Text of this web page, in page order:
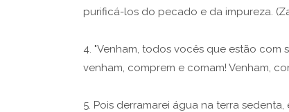
purificá-los do pecado e da impureza.
4. "Venham, todos vocês que estão com
venham, comprem e comam! Venham,
5. Pois derramarei água na terra